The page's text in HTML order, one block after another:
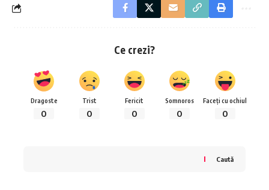
Ce crezi?
Dragoste
0
Trist
0
Fericit
0
Somnoros
0
Faceți cu ochiul
0
Caută